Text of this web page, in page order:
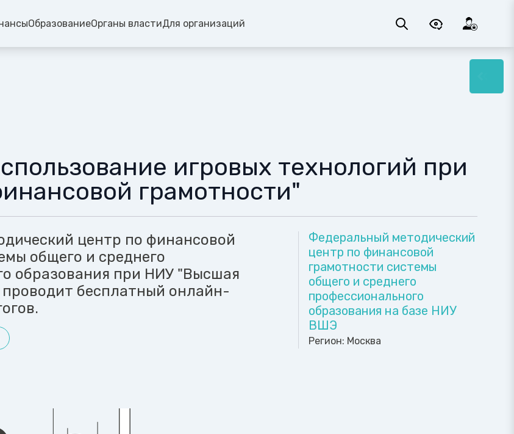
ОбразованиеОрганы властиДля организаций
игровых технологий при
грамотности"
центр по финансовой
общего и среднего
образования при НИУ "Высшая
бесплатный онлайн-
Федеральный методический
центр по финансовой
грамотности системы
общего и среднего
профессионального
образования на базе НИУ
ВШЭ
Регион: Москва